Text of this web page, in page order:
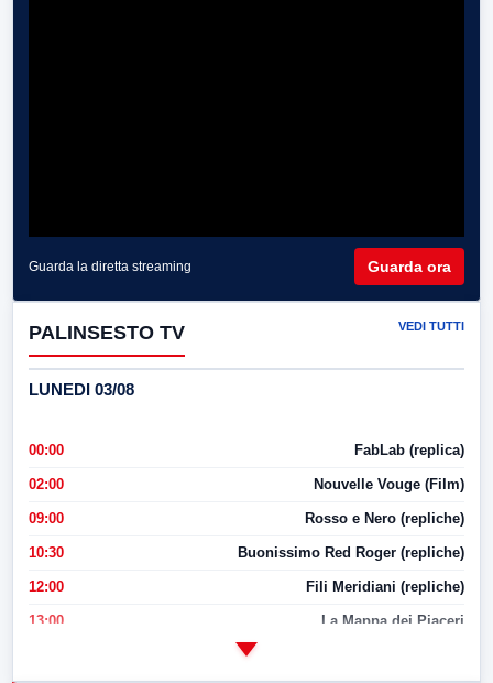
Guarda la diretta streaming Guarda ora
PALINSESTO TV VEDI TUTTI
LUNEDI 03/08
00:00 FabLab (replica)
02:00 Nouvelle Vouge (Film)
09:00 Rosso e Nero (repliche)
10:30 Buonissimo Red Roger (repliche)
12:00 Fili Meridiani (repliche)
13:00 La Mappa dei Piaceri